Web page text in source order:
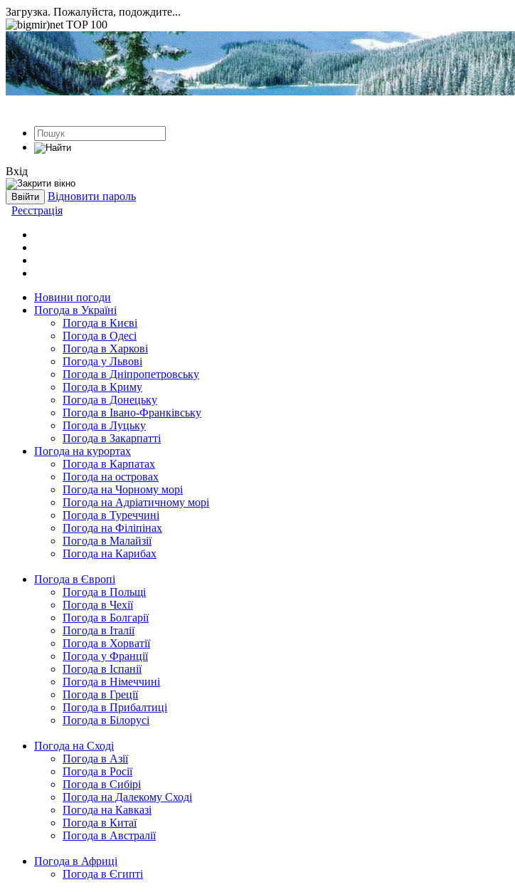
Загрузка. Пожалуйста, подождите...
Вхід
Відновити пароль
Реєстрація
Новини погоди
Погода в Україні
Погода в Києві
Погода в Одесі
Погода в Харкові
Погода у Львові
Погода в Дніпропетровську
Погода в Криму
Погода в Донецьку
Погода в Івано-Франківську
Погода в Луцьку
Погода в Закарпатті
Погода на курортах
Погода в Карпатах
Погода на островах
Погода на Чорному морі
Погода на Адріатичному морі
Погода в Туреччині
Погода на Філіпінах
Погода в Малайзії
Погода на Карибах
Погода в Європі
Погода в Польщі
Погода в Чехії
Погода в Болгарії
Погода в Італії
Погода в Хорватії
Погода у Франції
Погода в Іспанії
Погода в Німеччині
Погода в Греції
Погода в Прибалтиці
Погода в Білорусі
Погода на Сході
Погода в Азії
Погода в Росії
Погода в Сибірі
Погода на Далекому Сході
Погода на Кавказі
Погода в Китаї
Погода в Австралії
Погода в Африці
Погода в Єгипті